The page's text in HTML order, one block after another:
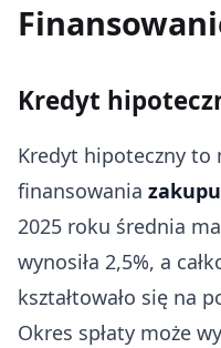
Kredyt
Kredyt hipoteczny to
finansowania
2025 roku średnia
wynosiła 2,5%, a
kształtowało się na
Okres spłaty może